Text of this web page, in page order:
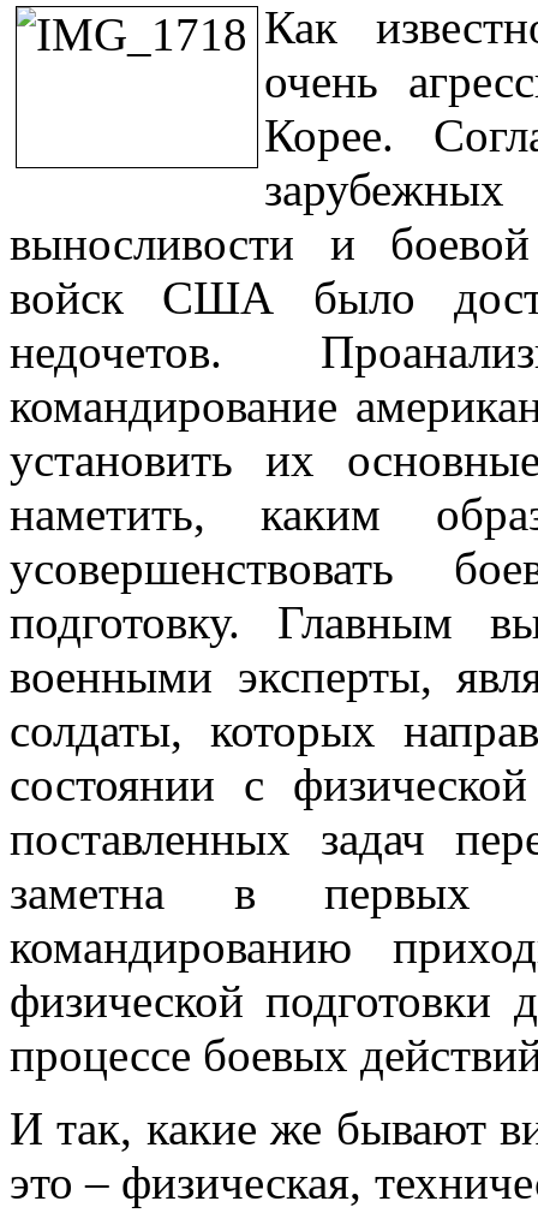
Как
очень
Корее.
выносливости и
войск США было
недочетов.
командирование
установить их
наметить, каким
усовершенствовать
подготовку. Главным
военными эксперты,
солдаты, которых
состоянии с
поставленных задач
заметна в первых
командированию
физической подготовки
процессе боевых
И так, какие же бывают
это – физическая,